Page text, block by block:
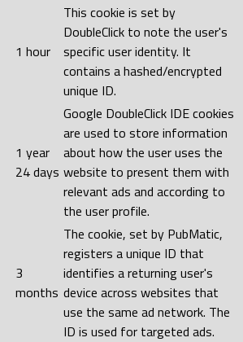
1 hour
This cookie is set by
DoubleClick to note the user's
specific user identity. It
contains a hashed/encrypted
unique ID.
1 year
24 days
Google DoubleClick IDE cookies
are used to store information
about how the user uses the
website to present them with
relevant ads and according to
the user profile.
3
months
The cookie, set by PubMatic,
registers a unique ID that
identifies a returning user's
device across websites that
use the same ad network. The
ID is used for targeted ads.